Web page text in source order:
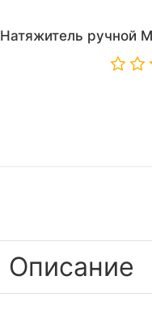
Натяжитель ручной
Описание